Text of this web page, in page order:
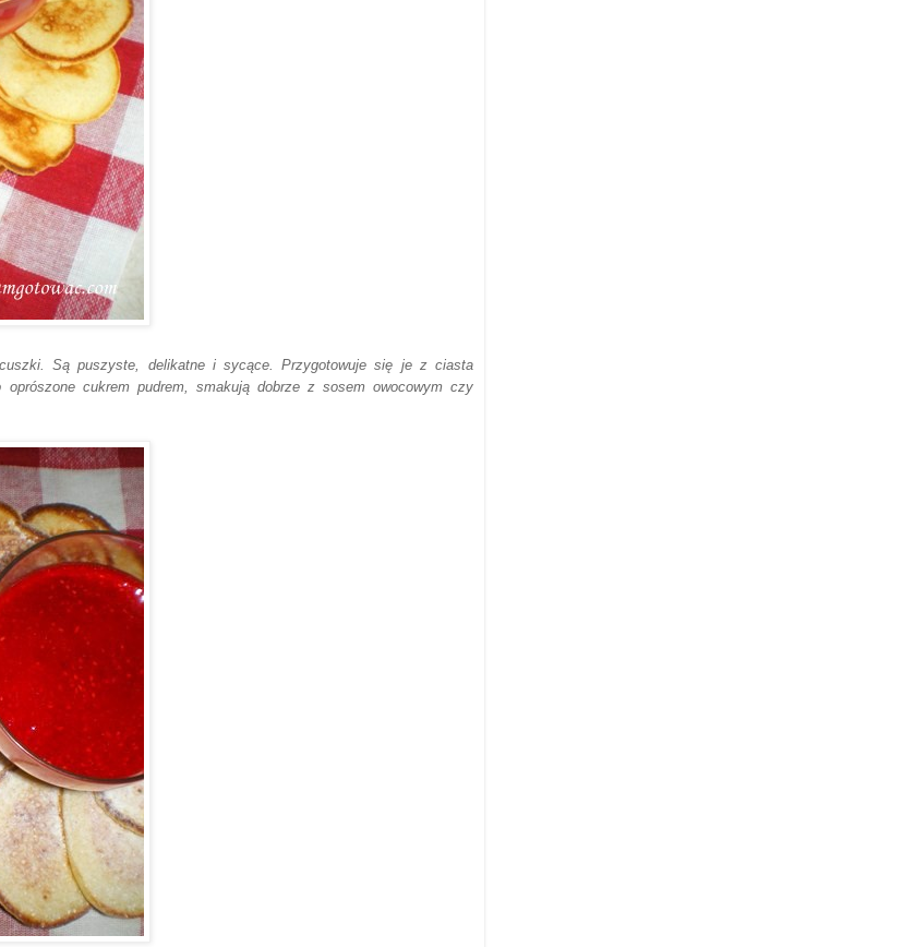
Są puszyste, delikatne i sycące. Przygotowuje się je z ciasta
cukrem pudrem, smakują dobrze z sosem owocowym czy